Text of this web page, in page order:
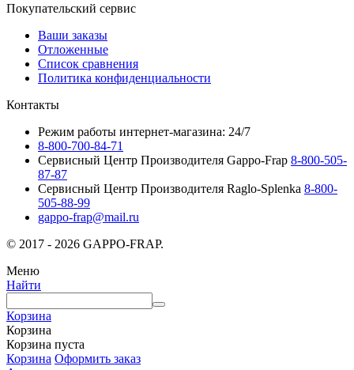
Покупательский сервис
Ваши заказы
Отложенные
Список сравнения
Политика конфиденциальности
Контакты
Режим работы интернет-магазина: 24/7
8-800-700-84-71
Сервисный Центр Производителя Gappo-Frap 8-800-505-
87-87
Сервисный Центр Производителя Raglo-Splenka 8-800-
505-88-99
gappo-frap@mail.ru
© 2017 - 2026 GAPPO-FRAP.
Меню
Найти
Корзина
Корзина
Корзина пуста
Корзина Оформить заказ